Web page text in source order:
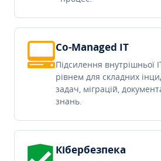
Co-Managed IT
Підсилення внутрішньої
рівнем для складних
задач, міграцій,
знань.
Кібербезпека